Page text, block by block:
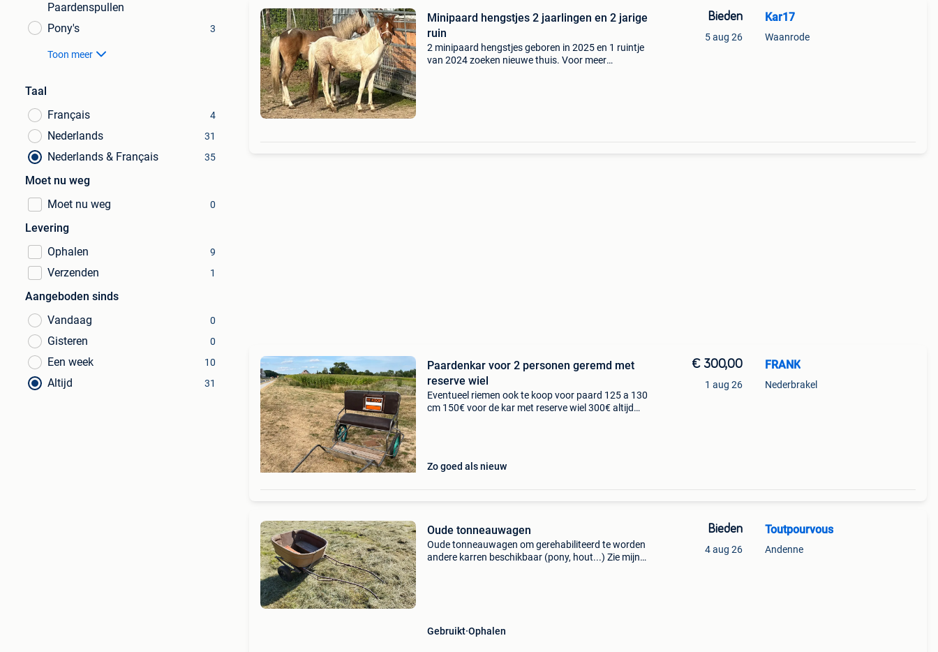
Paardenspullen
Pony's 3
Toon meer
Taal
Français
4
Nederlands 31
Nederlands & Français 35
Moet nu weg
Moet nu weg
0
Levering
Ophalen
9
Verzenden 1
Aangeboden sinds
Vandaag
0
Gisteren 0
Een week 10
Altijd 31
Minipaard hengstjes 2 jaarlingen en 2 jarige
ruin
2 minipaard hengstjes geboren in 2025 en 1 ruintje
van 2024 zoeken nieuwe thuis. Voor meer
Bieden
5 aug 26
Kar17
Waanrode
Paardenkar voor 2 personen geremd met
reserve wiel
Eventueel riemen ook te koop voor paard 125 a 130
cm 150€ voor de kar met reserve wiel 300€ altijd
Zo goed als nieuw
€ 300,00
1 aug 26
FRANK
Nederbrakel
Oude tonneauwagen
Oude tonneauwagen om gerehabiliteerd te worden
andere karren beschikbaar (pony, hout...) Zie mijn
Gebruikt Ophalen
Bieden
4 aug 26
Toutpourvous
Andenne